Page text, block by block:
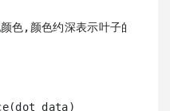
,颜色约深表示叶子的纯度越